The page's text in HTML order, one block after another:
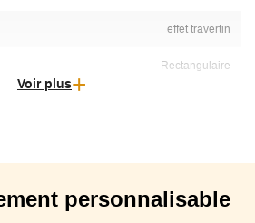
effet travertin
Rectangulaire
Gaz de ville, bouteille de 6kg (non-inclus),
cm disposé en long, Calibre 16 mm, Inox 304,
calorifique maximum : 13.2 kW, Système de
Voir plus
personnalisable